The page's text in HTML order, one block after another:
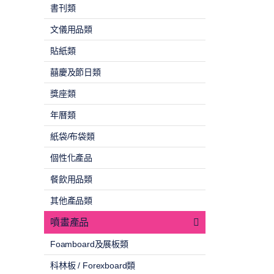
書刊類
文儀用品類
貼紙類
囍慶及節日類
獎座類
年曆類
紙袋/布袋類
個性化產品
餐飲用品類
其他產品類
噴畫產品
Foamboard及展板類
科林板 / Forexboard類